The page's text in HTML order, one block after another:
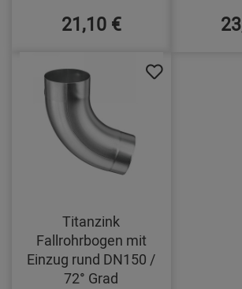
21,10 €
Titanzink
Fallrohrbogen mit
Einzug rund DN150 /
72° Grad